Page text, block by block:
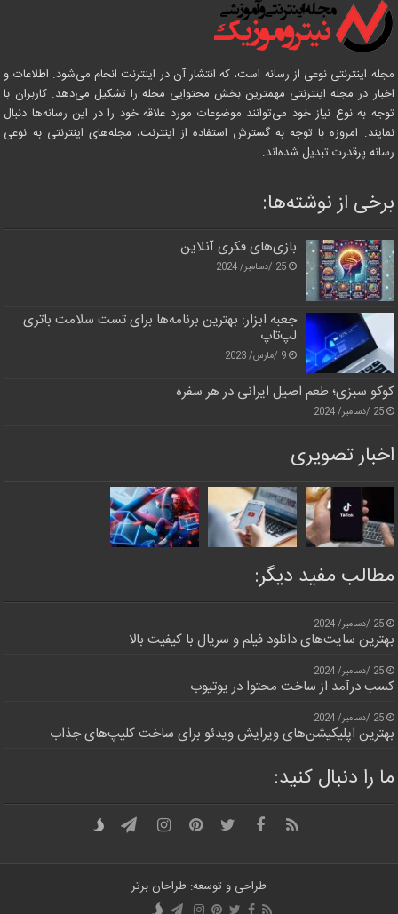
مجله اینترنتی نوعی از رسانه است، که انتشار آن در اینترنت انجام می‌شود. اطلاعات و
اخبار در مجله اینترنتی مهمترین بخش محتوایی مجله را تشکیل می‌دهد. کاربران با
توجه به نوع نیاز خود می‌توانند موضوعات مورد علاقه خود را در این رسانه‌ها دنبال
نمایند. امروزه با توجه به گسترش استفاده از اینترنت، مجله‌های اینترنتی به نوعی
رسانه پرقدرت تبدیل شده‌اند.
برخی از نوشته‌ها:
بازی‌های فکری آنلاین
25 /دسامبر/ 2024
جعبه ابزار: بهترین برنامه‌ها برای تست سلامت باتری
لپ‌تاپ
9 /مارس/ 2023
کوکو سبزی؛ طعم اصیل ایرانی در هر سفره
25 /دسامبر/ 2024
اخبار تصویری
مطالب مفید دیگر:
25 /دسامبر/ 2024
بهترین سایت‌های دانلود فیلم و سریال با کیفیت بالا
25 /دسامبر/ 2024
کسب درآمد از ساخت محتوا در یوتیوب
25 /دسامبر/ 2024
بهترین اپلیکیشن‌های ویرایش ویدئو برای ساخت کلیپ‌های جذاب
ما را دنبال کنید:
طراحی و توسعه: طراحان برتر